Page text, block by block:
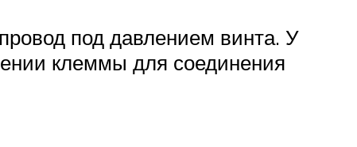
под давлением винта. У
клеммы для соединения